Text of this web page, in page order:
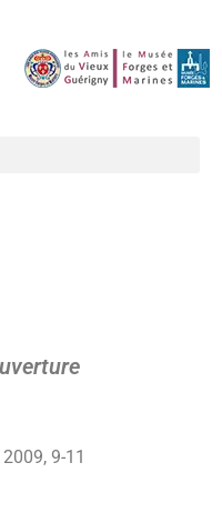
9-11